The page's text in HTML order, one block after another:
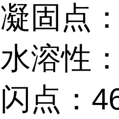
凝固点
水溶性
闪点：